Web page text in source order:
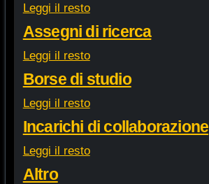
Leggi il resto
Assegni di ricerca
Leggi il resto
Borse di studio
Leggi il resto
Incarichi di collaborazione
Leggi il resto
Altro